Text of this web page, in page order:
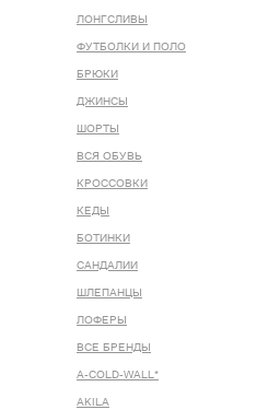
ЛОНГСЛИВЫ
ФУТБОЛКИ И ПОЛО
БРЮКИ
ДЖИНСЫ
ШОРТЫ
ВСЯ ОБУВЬ
КРОССОВКИ
КЕДЫ
БОТИНКИ
САНДАЛИИ
ШЛЕПАНЦЫ
ЛОФЕРЫ
ВСЕ БРЕНДЫ
A-COLD-WALL*
AKILA